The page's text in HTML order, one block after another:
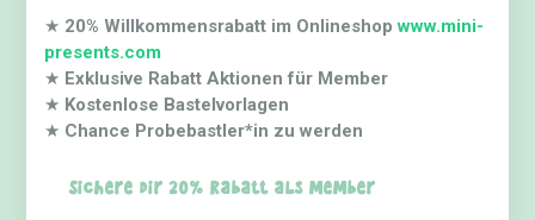
★ 20% Willkommensrabatt im Onlineshopwww.mini-
presents.com
★ Exklusive Rabatt Aktionen für Member
★ Kostenlose Bastelvorlagen
★ Chance Probebastler*in zu werden
Sichere dir 20% Rabatt als Member